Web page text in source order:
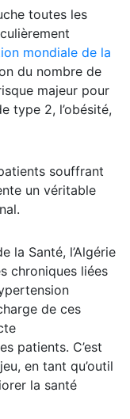
toutes les
mondiale de la
du nombre de
majeur pour
type 2, l’obésité,
souffrant
un véritable
la Santé, l’Algérie
chroniques liées
de ces
patients. C’est
en tant qu’outil
la santé